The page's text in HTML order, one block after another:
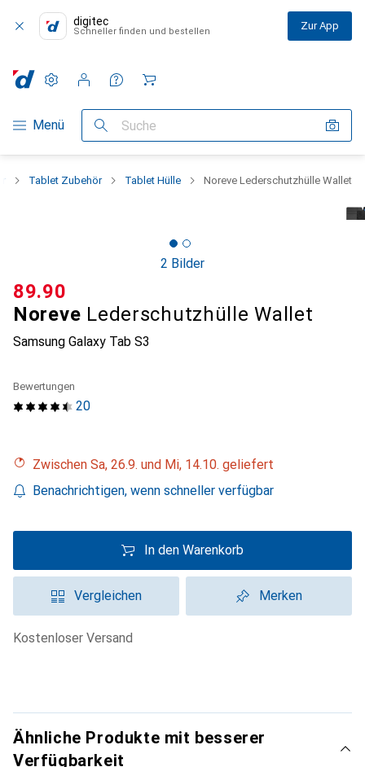
digitec
Schneller finden und bestellen Zur App
Navigation nach Kategorien
Menü Suche
Einstellungen
Kundenkonto
Vergleichslisten
Merklisten
Warenkorb
Tablet Zubehör Tablet Hülle Noreve Lederschutzhülle Wallet
2 Bilder
Noreve Lederschutzhülle Wallet
Samsung Galaxy Tab S3
CHF
89.90
20
Bewertungen
Zwischen Sa, 26.9. und Mi, 14.10. geliefert
Benachrichtigen, wenn schneller verfügbar
In den Warenkorb
Vergleichen Merken
kostenloser Versand
Ähnliche Produkte mit besserer
Verfügbarkeit